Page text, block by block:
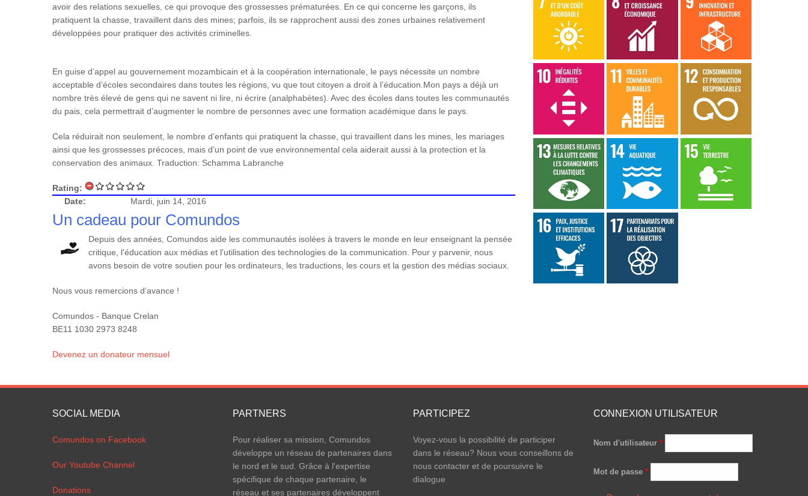
avoir des relations sexuelles, ce qui provoque des grossesses prématurées. En ce qui concerne les garçons, ils
pratiquent la chasse, travaillent dans des mines; parfois, ils se rapprochent aussi des zones urbaines relativement
développées pour pratiquer des activités criminelles.
En guise d’appel au gouvernement mozambicain et à la coopération internationale, le pays nécessite un nombre
acceptable d’écoles secondaires dans toutes les régions, vu que tout citoyen a droit à l’éducation.Mon pays a déjà un
nombre très élevé de gens qui ne savent ni lire, ni écrire (analphabètes). Avec des écoles dans toutes les communautés
du pais, cela permettrait d’augmenter le nombre de personnes avec une formation académique dans le pays.
Cela réduirait non seulement, le nombre d’enfants qui pratiquent la chasse, qui travaillent dans les mines, les mariages
ainsi que les grossesses précoces, mais d’un point de vue environnemental cela aiderait aussi à la protection et la
conservation des animaux. Traduction: Schamma Labranche
Rating:
Date:
Mardi, juin 14, 2016
Un cadeau pour Comundos
Depuis des années, Comundos aide les communautés isolées à travers le monde en leur enseignant la pensée
critique, l'éducation aux médias et l'utilisation des technologies de la communication. Pour y parvenir, nous
avons besoin de votre soutien pour les ordinateurs, les traductions, les cours et la gestion des médias sociaux.
Nous vous remercions d’avance !
Comundos - Banque Crelan
BE11 1030 2973 8248
Devenez un donateur mensuel
SOCIAL MEDIA
Comundos on Facebook
Our Youtube Channel
Donations
PARTNERS
Pour réaliser sa mission, Comundos
développe un réseau de partenaires dans
le nord et le sud. Grâce à l'expertise
spécifique de chaque partenaire, le
réseau et ses partenaires développent
PARTICIPEZ
Voyez-vous la possibilité de participer
dans le réseau? Nous vous conseillons de
nous contacter et de poursuivre le
dialogue
CONNEXION UTILISATEUR
Nom d'utilisateur *
Mot de passe *